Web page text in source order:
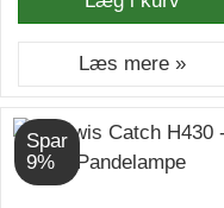
Læs mere »
Spar
9%